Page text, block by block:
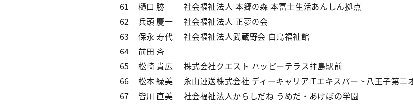
61
樋口 勝
社会福祉法人 本郷の森 本富士生活あんしん拠点
62
兵頭 慶一
社会福祉法人 正夢の会
63
保永 寿代
社会福祉法人武蔵野会 白鳥福祉館
64
前田 斉
65
松崎 貴広
株式会社クエスト ハッピーテラス拝島駅前
66
松本 緑美
永山運送株式会社 ディーキャリアITエキスパート八王子第二
67
皆川 直美
社会福祉法人からしだね うめだ・あけぼの学園